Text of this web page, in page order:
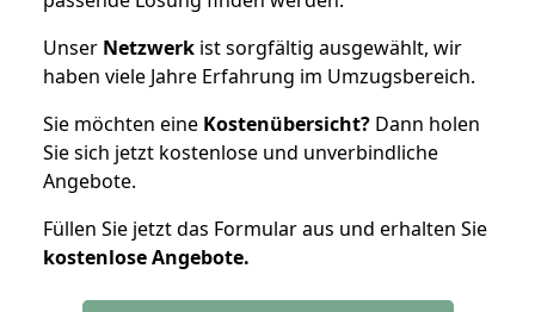
Unser Netzwerk ist sorgfältig ausgewählt, wir
haben viele Jahre Erfahrung im Umzugsbereich.
Sie möchten eine Kostenübersicht? Dann holen
Sie sich jetzt kostenlose und unverbindliche
Angebote.
Füllen Sie jetzt das Formular aus und erhalten Sie
kostenloseAngebote.